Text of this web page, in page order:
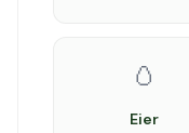
🥚
Eier